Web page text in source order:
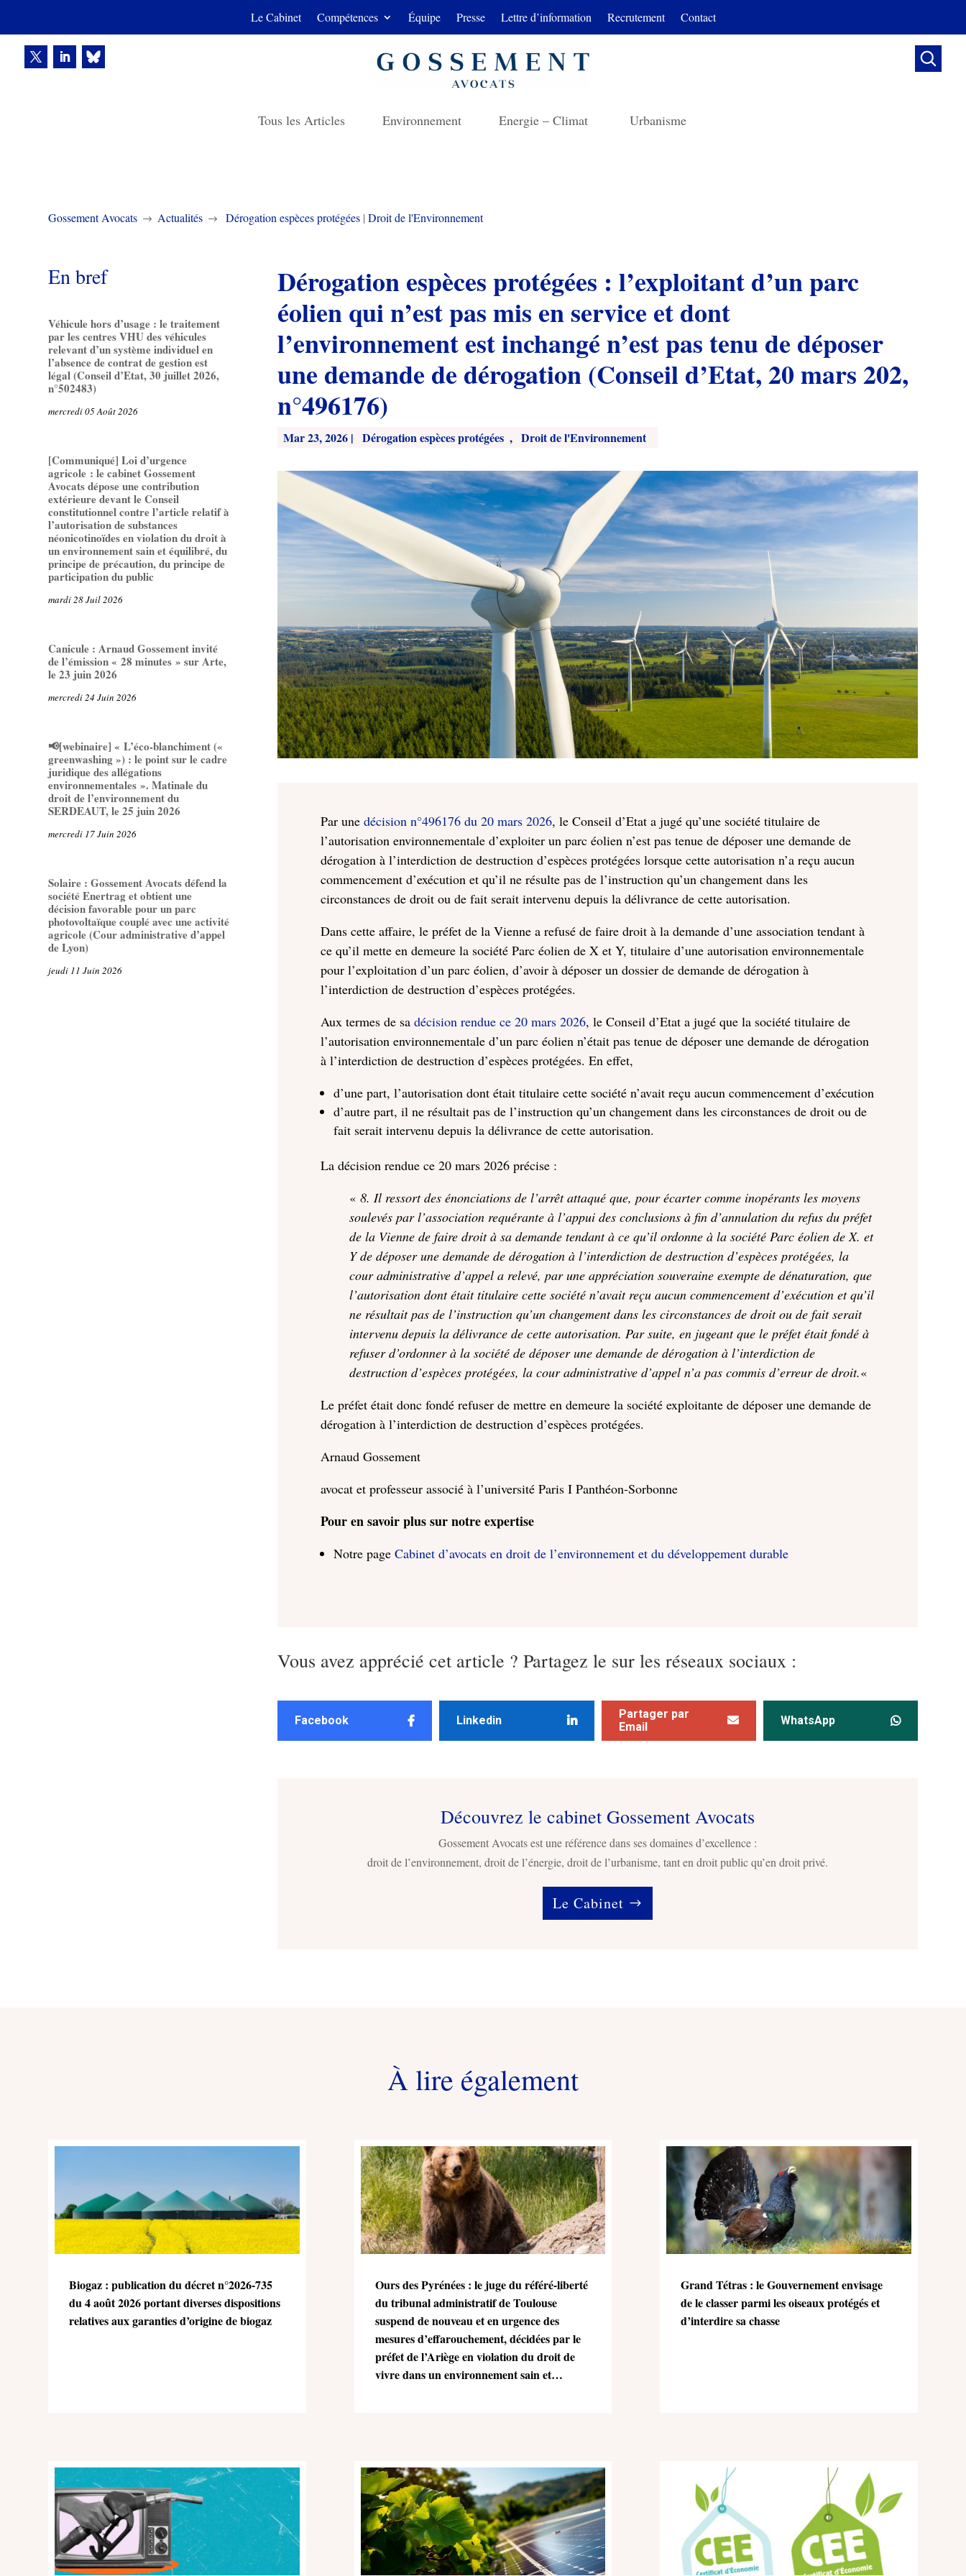
Le Cabinet Compétences Équipe Presse Lettre d’information Recrutement Contact

Tous les Articles Environnement Energie – Climat Urbanisme
Gossement Avocats $ Actualités $ Dérogation espèces protégées |Droit de l'Environnement
En bref
Véhicule hors d’usage : le traitement
par les centres VHU des véhicules
relevant d’un système individuel en
l’absence de contrat de gestion est
légal (Conseil d’Etat, 30 juillet 2026,
n°502483)
mercredi 05 Août 2026
[Communiqué] Loi d’urgence
agricole : le cabinet Gossement
Avocats dépose une contribution
extérieure devant le Conseil
constitutionnel contre l’article relatif à
l’autorisation de substances
néonicotinoïdes en violation du droit à
un environnement sain et équilibré, du
principe de précaution, du principe de
participation du public
mardi 28 Juil 2026
Canicule : Arnaud Gossement invité
de l’émission « 28 minutes » sur Arte,
le 23 juin 2026
mercredi 24 Juin 2026
📢[webinaire] « L’éco-blanchiment («
greenwashing ») : le point sur le cadre
juridique des allégations
environnementales ». Matinale du
droit de l’environnement du
SERDEAUT, le 25 juin 2026
mercredi 17 Juin 2026
Solaire : Gossement Avocats défend la
société Enertrag et obtient une
décision favorable pour un parc
photovoltaïque couplé avec une activité
agricole (Cour administrative d’appel
de Lyon)
jeudi 11 Juin 2026
Dérogation espèces protégées : l’exploitant d’un parc
éolien qui n’est pas mis en service et dont
l’environnement est inchangé n’est pas tenu de déposer
une demande de dérogation (Conseil d’Etat, 20 mars 202,
n°496176)
Mar 23, 2026 | Dérogation espèces protégées , Droit de l'Environnement
Par unedécision n°496176 du 20 mars 2026, le Conseil d’Etat a jugé qu’une société titulaire de
l’autorisation environnementale d’exploiter un parc éolien n’est pas tenue de déposer une demande de
dérogation à l’interdiction de destruction d’espèces protégées lorsque cette autorisation n’a reçu aucun
commencement d’exécution et qu’il ne résulte pas de l’instruction qu’un changement dans les
circonstances de droit ou de fait serait intervenu depuis la délivrance de cette autorisation.
Dans cette affaire, le préfet de la Vienne a refusé de faire droit à la demande d’une association tendant à
ce qu’il mette en demeure la société Parc éolien de X et Y, titulaire d’une autorisation environnementale
pour l’exploitation d’un parc éolien, d’avoir à déposer un dossier de demande de dérogation à
l’interdiction de destruction d’espèces protégées.
Aux termes de sa décision rendue ce 20 mars 2026, le Conseil d’Etat a jugé que la société titulaire de
l’autorisation environnementale d’un parc éolien n’était pas tenue de déposer une demande de dérogation
à l’interdiction de destruction d’espèces protégées. En effet,
d’une part, l’autorisation dont était titulaire cette société n’avait reçu aucun commencement d’exécution
d’autre part, il ne résultait pas de l’instruction qu’un changement dans les circonstances de droit ou de
fait serait intervenu depuis la délivrance de cette autorisation.
La décision rendue ce 20 mars 2026 précise :
«8. Il ressort des énonciations de l’arrêt attaqué que, pour écarter comme inopérants les moyens
soulevés par l’association requérante à l’appui des conclusions à fin d’annulation du refus du préfet
de la Vienne de faire droit à sa demande tendant à ce qu’il ordonne à la société Parc éolien de X. et
Y de déposer une demande de dérogation à l’interdiction de destruction d’espèces protégées, la
cour administrative d’appel a relevé, par une appréciation souveraine exempte de dénaturation, que
l’autorisation dont était titulaire cette société n’avait reçu aucun commencement d’exécution et qu’il
ne résultait pas de l’instruction qu’un changement dans les circonstances de droit ou de fait serait
intervenu depuis la délivrance de cette autorisation. Par suite, en jugeant que le préfet était fondé à
refuser d’ordonner à la société de déposer une demande de dérogation à l’interdiction de
destruction d’espèces protégées, la cour administrative d’appel n’a pas commis d’erreur de droit.«
Le préfet était donc fondé refuser de mettre en demeure la société exploitante de déposer une demande de
dérogation à l’interdiction de destruction d’espèces protégées.
Arnaud Gossement
avocat et professeur associé à l’université Paris I Panthéon-Sorbonne
Pour en savoir plus sur notre expertise
Notre pageCabinet d’avocats en droit de l’environnement et du développement durable
Vous avez apprécié cet article ? Partagez le sur les réseaux sociaux :
Facebook Linkedin
Partager par
Email
WhatsApp
Découvrez le cabinet Gossement Avocats
Gossement Avocats est une référence dans ses domaines d’excellence :
droit de l’environnement, droit de l’énergie, droit de l’urbanisme, tant en droit public qu’en droit privé.
Le Cabinet
À lire également
Biogaz : publication du décret n°2026-735
du 4 août 2026 portant diverses dispositions
relatives aux garanties d’origine de biogaz
Ours des Pyrénées : le juge du référé-liberté
du tribunal administratif de Toulouse
suspend de nouveau et en urgence des
mesures d’effarouchement, décidées par le
préfet de l’Ariège en violation du droit de
vivre dans un environnement sain et
Grand Tétras : le Gouvernement envisage
de le classer parmi les oiseaux protégés et
d’interdire sa chasse